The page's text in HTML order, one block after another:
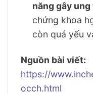
năng gây ung
chứng khoa
còn quá yếu
Nguồn bài viết:
https://
occh.html